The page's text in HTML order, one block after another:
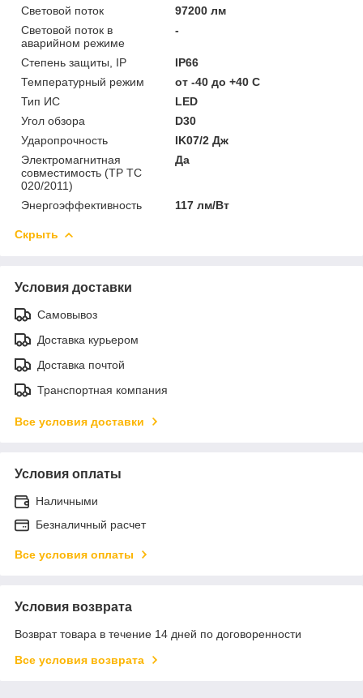
Световой поток
97200 лм
Световой поток в
аварийном режиме
-
Степень защиты, IP
IP66
Температурный режим
от -40 до +40 C
Тип ИС
LED
Угол обзора
D30
Ударопрочность
IK07/2 Дж
Электромагнитная
совместимость (ТР ТС
020/2011)
Да
Энергоэффективность 117 лм/Вт
Скрыть
Условия доставки
Самовывоз
Доставка курьером
Доставка почтой
Транспортная компания
Все условия доставки
Условия оплаты
Наличными
Безналичный расчет
Все условия оплаты
Условия возврата
Возврат товара в течение 14 дней по договоренности
Все условия возврата